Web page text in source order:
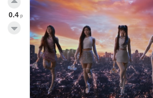
0.4 p